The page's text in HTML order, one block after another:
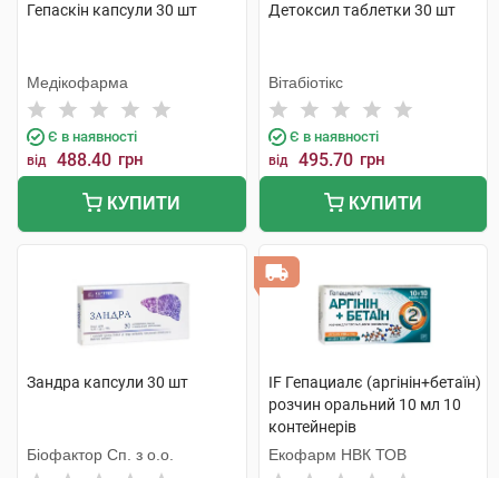
Гепаскін капсули 30 шт
Медікофарма
Є в наявності
від 488.40 грн
КУПИТИ
Детоксил таблетки 30 шт
Вітабіотікс
Є в наявності
від 495.70 грн
КУПИТИ
Зандра капсули 30 шт
Біофактор Сп. з о.о.
IF Гепациалє (аргінін+бетаїн)
розчин оральний 10 мл 10
контейнерів
Екофарм НВК ТОВ